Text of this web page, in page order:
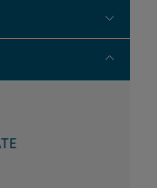
Toggle
Toggle